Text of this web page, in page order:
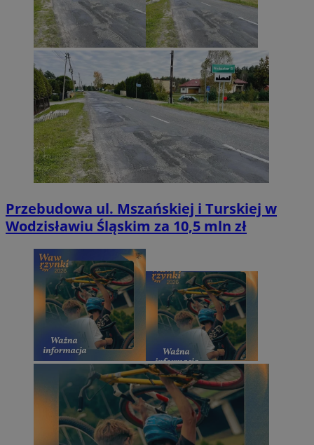
Przebudowa ul. Mszańskiej i Turskiej w
Wodzisławiu Śląskim za 10,5 mln zł